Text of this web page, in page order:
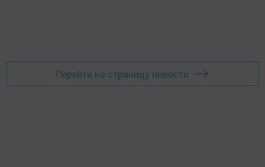
Перейти на страницу новости